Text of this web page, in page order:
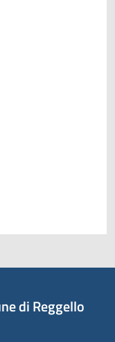
di Reggello